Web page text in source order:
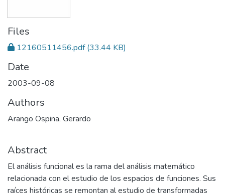
Files
12160511456.pdf(33.44 KB)
Date
2003-09-08
Authors
Arango Ospina, Gerardo
Abstract
El análisis funcional es la rama del análisis matemático
relacionada con el estudio de los espacios de funciones. Sus
raíces históricas se remontan al estudio de transformadas